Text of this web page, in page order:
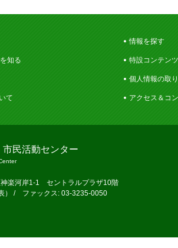
情報を探す
知る 特設コンテンツ
個人情報の取
て アクセス＆コ
民活動センター
楽河岸1-1 セントラルプラザ10階
） / ファックス: 03-3235-0050